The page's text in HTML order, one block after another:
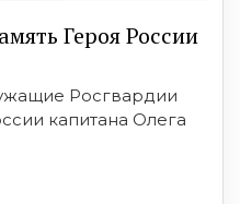
Героя России
Росгвардии
капитана Олега